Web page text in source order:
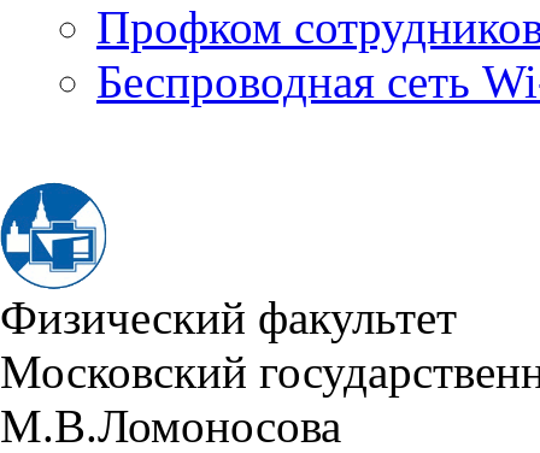
Профком
Беспроводная сеть
Физический факультет
Московский
М.В.Ломоносова